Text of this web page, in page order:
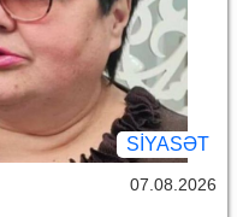
SİYASƏT
07.08.2026